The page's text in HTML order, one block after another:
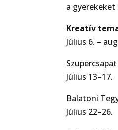
a
Kreatív
Július 6. –
Július 13–17.
Balatoni
Július 22–26.